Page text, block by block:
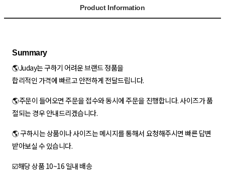
Product Information
Summary
🌎Juday는 구하기 어려운 브랜드 정품을
합리적인 가격에 빠르고 안전하게 전달드립니다.
🌎주문이 들어오면 주문을 접수와 동시에 주문을 진행합니다. 사이즈가 품
절되는 경우 안내드리겠습니다.
🌎 구하시는 상품이나 사이즈는 메시지를 통해서 요청해주시면 빠른 답변
받아보실 수 있습니다.
☑️해당 상품 10~16 일내 배송